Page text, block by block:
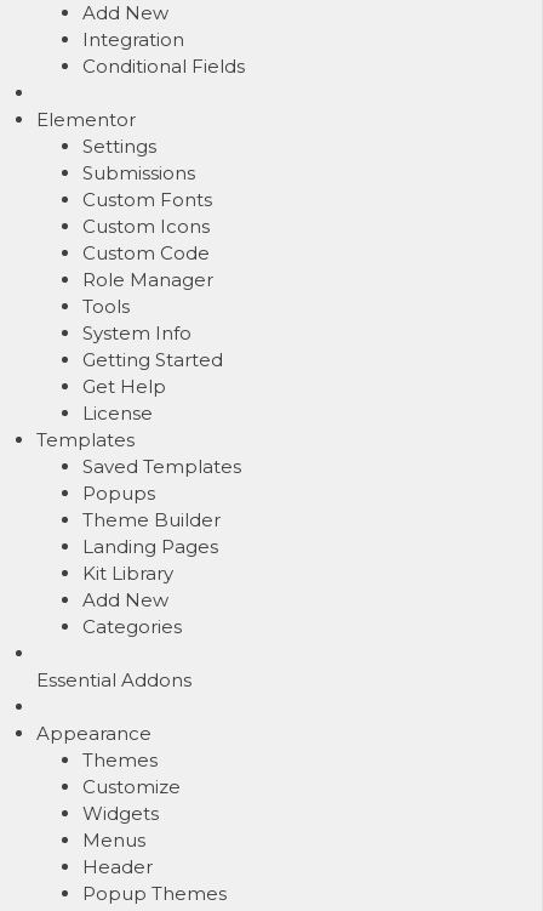
Add New
Integration
Conditional Fields
Elementor
Settings
Submissions
Custom Fonts
Custom Icons
Custom Code
Role Manager
Tools
System Info
Getting Started
Get Help
License
Templates
Saved Templates
Popups
Theme Builder
Landing Pages
Kit Library
Add New
Categories
Essential Addons
Appearance
Themes
Customize
Widgets
Menus
Header
Popup Themes